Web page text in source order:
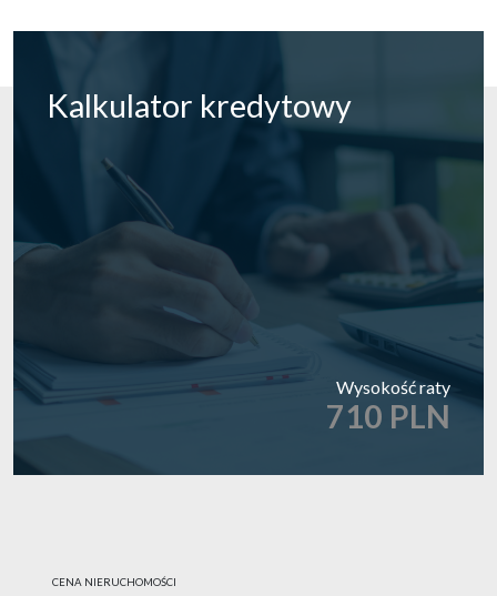
Kalkulator kredytowy
Wysokość raty
710 PLN
CENA NIERUCHOMOŚCI